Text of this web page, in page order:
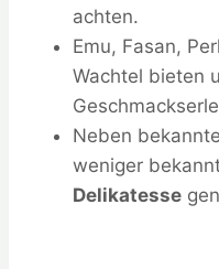
achten.
Emu, Fasan,
Wachtel bieten
Neben
weniger
Delikatesse